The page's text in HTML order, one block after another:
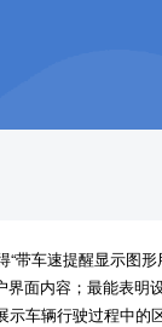
带车速提醒显示图
面内容；最能表
车辆行驶过程中